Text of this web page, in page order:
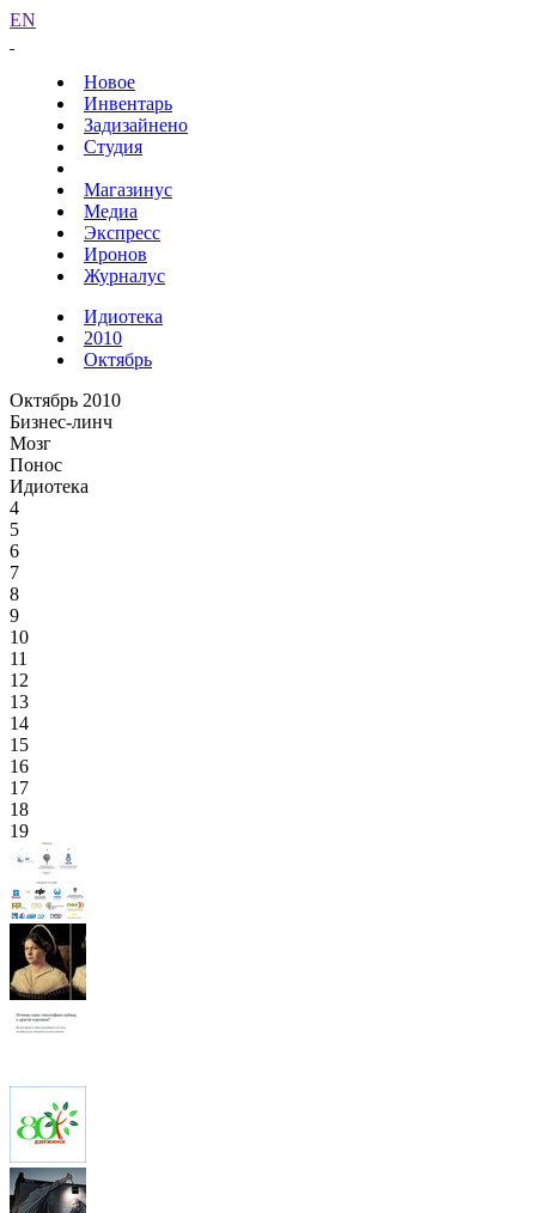
EN
Новое
Инвентарь
Задизайнено
Студия
Магазинус
Медиа
Экспресс
Иронов
Журналус
Идиотека
2010
Октябрь
Октябрь 2010
Бизнес-линч
Мозг
Понос
Идиотека
4
5
6
7
8
9
10
11
12
13
14
15
16
17
18
19